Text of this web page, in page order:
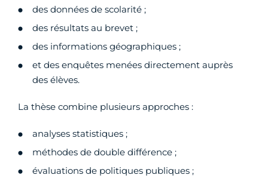
des données de scolarité ;
des résultats au brevet ;
des informations géographiques ;
et des enquêtes menées directement auprès
des élèves.
La thèse combine plusieurs approches :
analyses statistiques ;
méthodes de double différence ;
évaluations de politiques publiques ;